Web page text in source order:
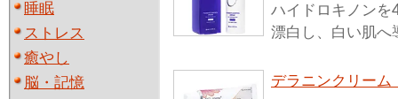
睡眠
ストレス
癒やし
脳・記憶
ハイドロキノンを
漂白し、白い肌へ
デラニンクリーム